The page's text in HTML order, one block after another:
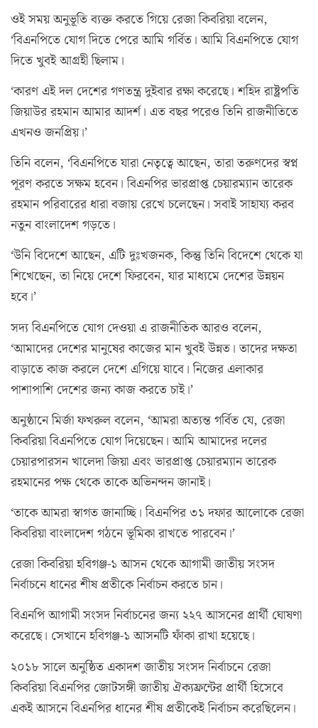
ওই সময় অনুভূতি ব্যক্ত করতে গিয়ে রেজা কিবরিয়া বলেন,
‘বিএনপিতে যোগ দিতে পেরে আমি গর্বিত। আমি বিএনপিতে যোগ
দিতে খুবই আগ্রহী ছিলাম।
‘কারণ এই দল দেশের গণতন্ত্র দুইবার রক্ষা করেছে। শহিদ রাষ্ট্রপতি
জিয়াউর রহমান আমার আদর্শ। এত বছর পরেও তিনি রাজনীতিতে
এখনও জনপ্রিয়।’
তিনি বলেন, ‘বিএনপিতে যারা নেতৃত্বে আছেন, তারা তরুণদের স্বপ্ন
পূরণ করতে সক্ষম হবেন। বিএনপির ভারপ্রাপ্ত চেয়ারম্যান তারেক
রহমান পরিবারের ধারা বজায় রেখে চলেছেন। সবাই সাহায্য করব
নতুন বাংলাদেশ গড়তে।
‘উনি বিদেশে আছেন, এটি দুঃখজনক, কিন্তু তিনি বিদেশে থেকে যা
শিখেছেন, তা নিয়ে দেশে ফিরবেন, যার মাধ্যমে দেশের উন্নয়ন
হবে।’
সদ্য বিএনপিতে যোগ দেওয়া এ রাজনীতিক আরও বলেন,
‘আমাদের দেশের মানুষের কাজের মান খুবই উন্নত। তাদের দক্ষতা
বাড়াতে কাজ করলে দেশে এগিয়ে যাবে। নিজের এলাকার
পাশাপাশি দেশের জন‍্য কাজ করতে চাই।’
অনুষ্ঠানে মির্জা ফখরুল বলেন, ‘আমরা অত্যন্ত গর্বিত যে, রেজা
কিবরিয়া বিএনপিতে যোগ দিয়েছেন। আমি আমাদের দলের
চেয়ারপারসন খালেদা জিয়া এবং ভারপ্রাপ্ত চেয়ারম্যান তারেক
রহমানের পক্ষ থেকে তাকে অভিনন্দন জানাই।
‘তাকে আমরা স্বাগত জানাচ্ছি। বিএনপির ৩১ দফার আলোকে রেজা
কিবরিয়া বাংলাদেশ গঠনে ভূমিকা রাখতে পারবেন।’
রেজা কিবরিয়া হবিগঞ্জ-১ আসন থেকে আগামী জাতীয় সংসদ
নির্বাচনে ধানের শীষ প্রতীকে নির্বাচন করতে চান।
বিএনপি আগামী সংসদ নির্বাচনের জন্য ২২৭ আসনের প্রার্থী ঘোষণা
করেছে। সেখানে হবিগঞ্জ-১ আসনটি ফাঁকা রাখা হয়েছে।
২০১৮ সালে অনুষ্ঠিত একাদশ জাতীয় সংসদ নির্বাচনে রেজা
কিবরিয়া বিএনপির জোটসঙ্গী জাতীয় ঐক্যফ্রন্টের প্রার্থী হিসেবে
একই আসনে বিএনপির ধানের শীষ প্রতীকেই নির্বাচন করেছিলেন।